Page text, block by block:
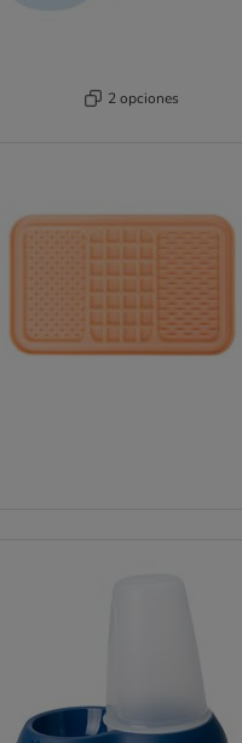
2 opciones